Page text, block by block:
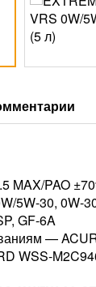
MAX/PAO
5W-30, 0W-
GF-6A
—
WSS-